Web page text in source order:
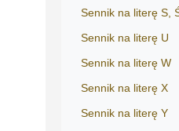
Sennik na literę S,
Sennik na literę U
Sennik na literę W
Sennik na literę X
Sennik na literę Y